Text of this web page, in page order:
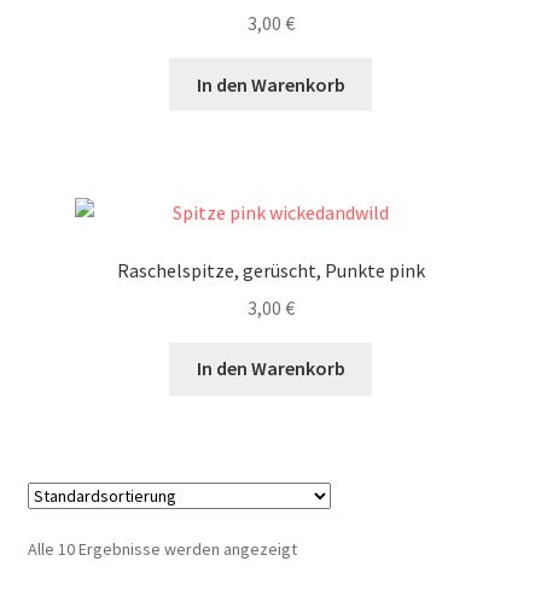
3,00 €
In den Warenkorb
Raschelspitze, gerüscht, Punkte pink
3,00 €
In den Warenkorb
Alle 10 Ergebnisse werden angezeigt